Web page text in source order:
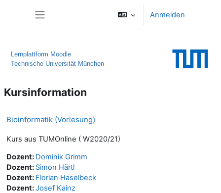
Anmelden
Lernplattform Moodle
Technische Universität München
Kursinformation
Bioinformatik (Vorlesung)
Kurs aus TUMOnline ( W2020/21)
Dozent: Dominik Grimm
Dozent: Simon Härtl
Dozent: Florian Haselbeck
Dozent:Josef Kainz